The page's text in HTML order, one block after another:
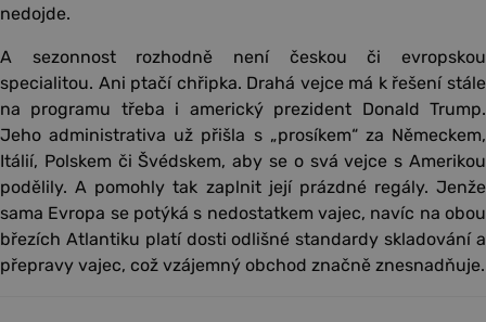
nedojde.
A sezonnost rozhodně není českou či evropskou
specialitou. Ani ptačí chřipka. Drahá vejce má k řešení stále
na programu třeba i americký prezident Donald Trump.
Jeho administrativa už přišla s „prosíkem“ za Německem,
Itálií, Polskem či Švédskem, aby se o svá vejce s Amerikou
podělily. A pomohly tak zaplnit její prázdné regály. Jenže
sama Evropa se potýká s nedostatkem vajec, navíc na obou
březích Atlantiku platí dosti odlišné standardy skladování a
přepravy vajec, což vzájemný obchod značně znesnadňuje.